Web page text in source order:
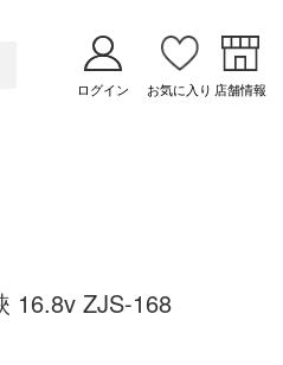
ログイン お気に入り 店舗情報
16.8v ZJS-168